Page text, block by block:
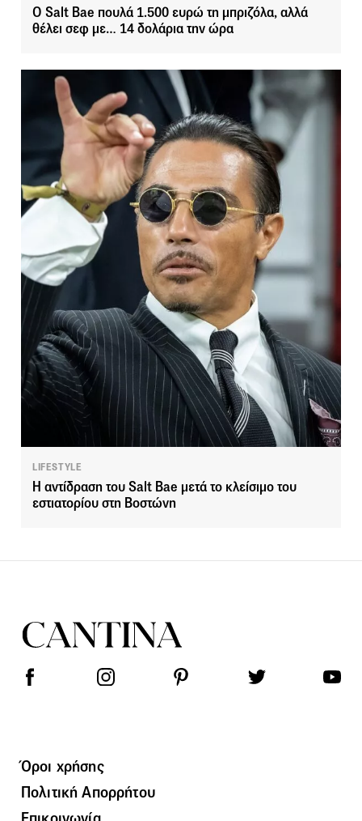
Ο Salt Bae πουλά 1.500 ευρώ τη μπριζόλα, αλλά
θέλει σεφ με… 14 δολάρια την ώρα
LIFESTYLE
Η αντίδραση του Salt Bae μετά το κλείσιμο του
εστιατορίου στη Βοστώνη
Όροι χρήσης
Πολιτική Απορρήτου